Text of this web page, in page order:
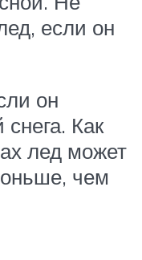
если он
он
Как
лед может
чем